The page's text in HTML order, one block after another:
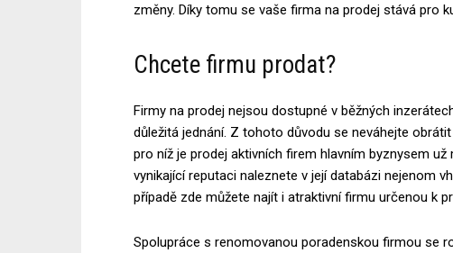
změny. Díky tomu se vaše firma na prodej stává pro
Chcete firmu prodat?
Firmy na prodej nejsou dostupné v běžných
důležitá jednání. Z tohoto důvodu se neváhejte
pro níž je prodej aktivních firem hlavním byznysem
vynikající reputaci naleznete v její databázi nejenom
případě zde můžete najít i atraktivní firmu určenou k
Spolupráce s renomovanou poradenskou firmou se